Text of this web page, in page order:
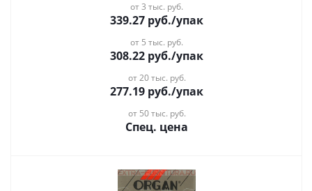
от 3 тыс. руб.
339.27 руб./упак
от 5 тыс. руб.
308.22 руб./упак
от 20 тыс. руб.
277.19 руб./упак
от 50 тыс. руб.
Спец. цена